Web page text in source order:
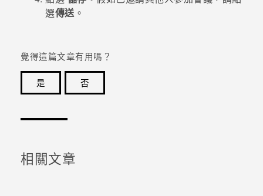
選傳送。
覺得這篇文章有用嗎？
是
否
相關文章